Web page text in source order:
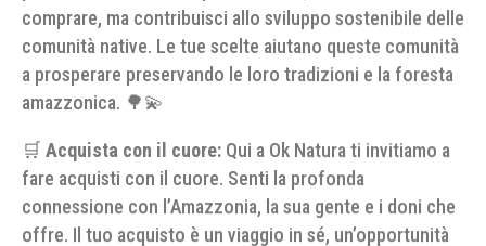
comprare, ma contribuisci allo sviluppo sostenibile delle
comunità native. Le tue scelte aiutano queste comunità
a prosperare preservando le loro tradizioni e la foresta
amazzonica. 🌳💫
🛒 Acquista con il cuore: Qui a Ok Natura ti invitiamo a
fare acquisti con il cuore. Senti la profonda
connessione con l’Amazzonia, la sua gente e i doni che
offre. Il tuo acquisto è un viaggio in sé, un’opportunità